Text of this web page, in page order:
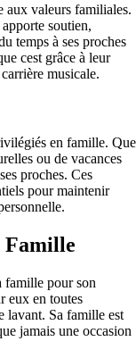
aux valeurs familiales.
soutien,
temps à ses proches
cest grâce à leur
musicale.
en famille. Que
ou de vacances
proches. Ces
pour maintenir
Famille
famille pour son
eux en toutes
lavant. Sa famille est
jamais une occasion